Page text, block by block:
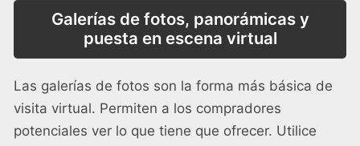
Galerías de fotos, panorámicas y
puesta en escena virtual
Las galerías de fotos son la forma más básica de
visita virtual. Permiten a los compradores
potenciales ver lo que tiene que ofrecer. Utilice